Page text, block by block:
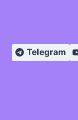
Telegram